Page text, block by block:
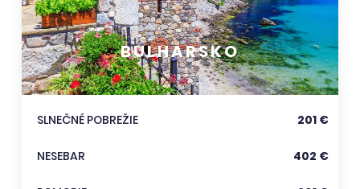
BULHARSKO
SLNEČNÉ POBREŽIE 201 €
NESEBAR 402 €